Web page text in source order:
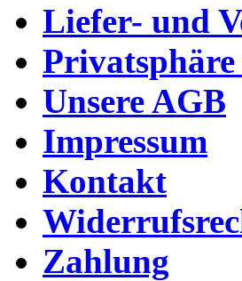
Liefer- und
Unsere AGB
Impressum
Kontakt
Zahlung